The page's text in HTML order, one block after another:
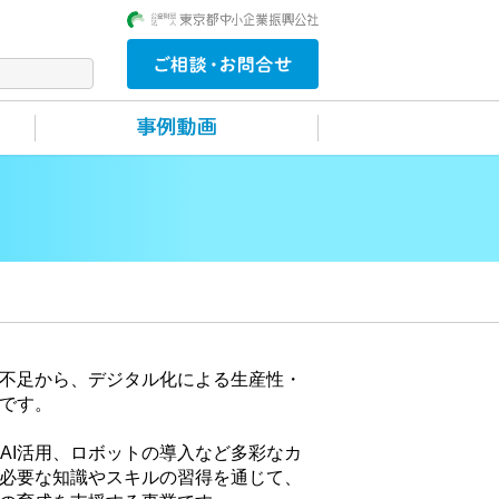
足から、デジタル化による生産性・
す。
活用、ロボットの導入など多彩なカ
要な知識やスキルの習得を通じて、